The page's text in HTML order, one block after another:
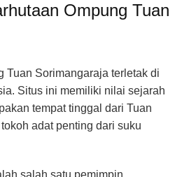
Ompung Tuan
Tuan Sorimangaraja terletak di
Situs ini memiliki nilai sejarah
tempat tinggal dari Tuan
adat penting dari suku
salah satu pemimpin